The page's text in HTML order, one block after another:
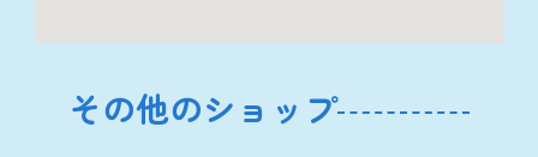
その他のショップ